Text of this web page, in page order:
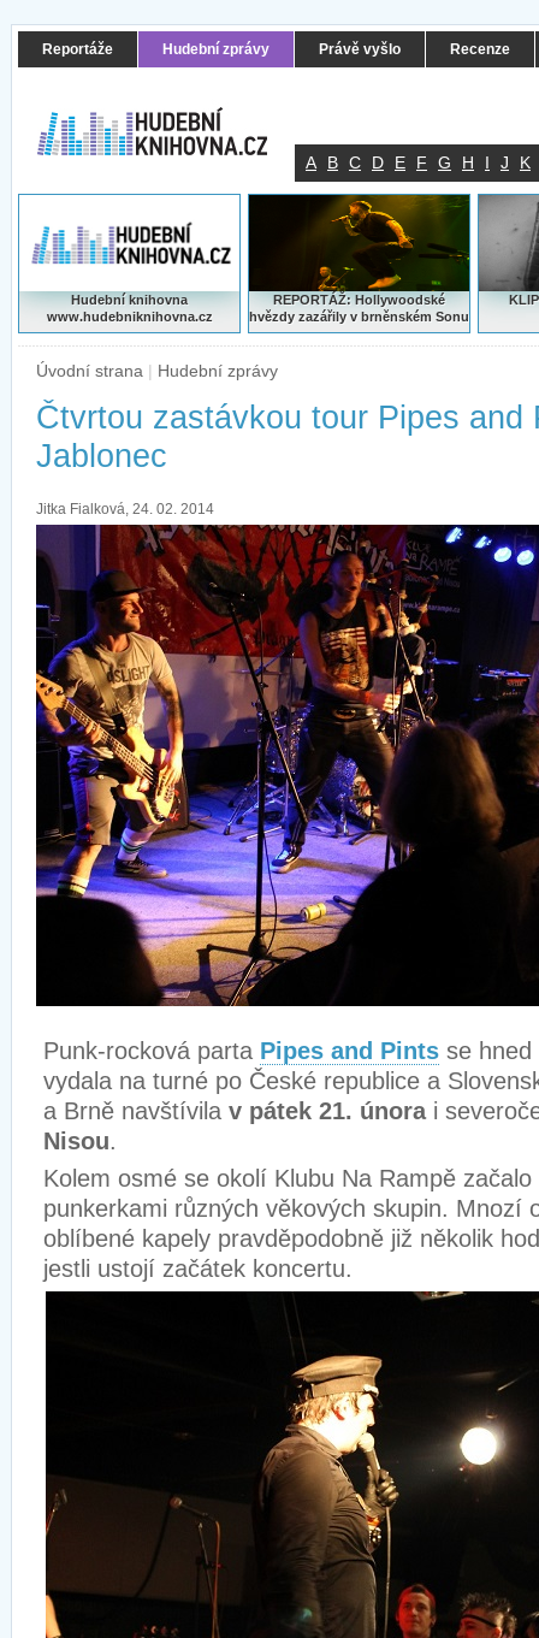
Reportáže Hudební zprávy Právě vyšlo Recenze
A B C D E F G H I J K
Hudební knihovna
www.hudebniknihovna.cz
REPORTÁŽ: Hollywoodské
hvězdy zazářily v brněnském Sonu
Úvodní strana | Hudební zprávy
Čtvrtou zastávkou tour Pipes and
Jablonec
Jitka Fialková, 24. 02. 2014
Punk-rocková parta Pipes and Pints se hned
vydala na turné po České republice a
a Brně navštívila v pátek 21. únorai
Nisou.
Kolem osmé se okolí Klubu Na Rampě
punkerkami různých věkových skupin. Mnozí
oblíbené kapely pravděpodobně již několik
jestli ustojí začátek koncertu.